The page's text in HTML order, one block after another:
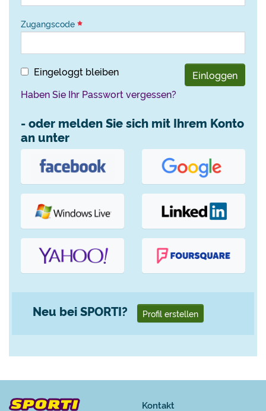
Zugangscode
Eingeloggt bleiben
Einloggen
Haben Sie Ihr Passwort vergessen?
- oder melden Sie sich mit Ihrem Konto
an unter
Neu bei SPORTI? Profil erstellen
Kontakt